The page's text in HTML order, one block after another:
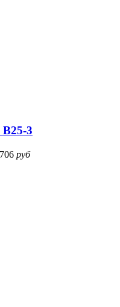
3
706 руб